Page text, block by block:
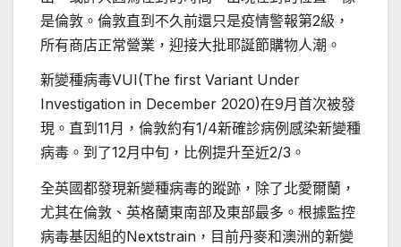
是倫敦。倫敦直到不久前還只是疫情警報第2級，
所有商店正常營業，迎接大批耶誕節購物人潮。
新變種病毒VUI(The first Variant Under
Investigation in December 2020)在9月首次被發
現。直到11月，倫敦約有1/4新確診病例感染新變種
病毒。到了12月中旬，比例提升至近2/3。
全英國都發現新變種病毒的蹤跡，除了北愛爾蘭，
尤其在倫敦、英格蘭東南部及東部最多。根據監控
病毒基因組的Nextstrain，目前丹麥和澳洲的新變